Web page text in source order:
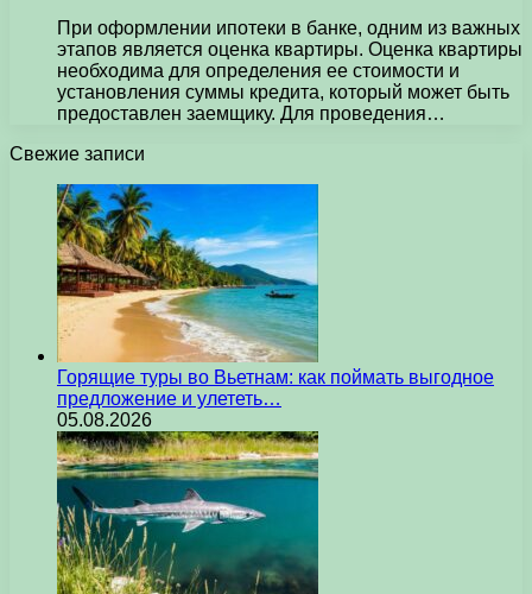
При оформлении ипотеки в банке, одним из важных
этапов является оценка квартиры. Оценка квартиры
необходима для определения ее стоимости и
установления суммы кредита, который может быть
предоставлен заемщику. Для проведения…
Свежие записи
Горящие туры во Вьетнам: как поймать выгодное
предложение и улететь…
05.08.2026